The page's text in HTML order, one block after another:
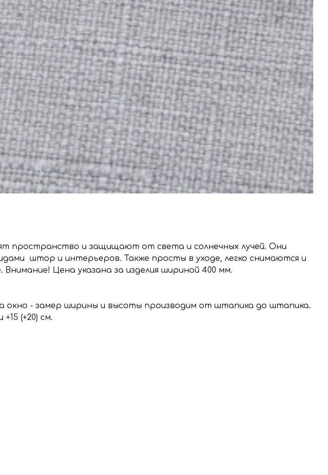
пространство и защищают от света и солнечных лучей. Они
штор и интерьеров. Также просты в уходе, легко снимаются и
Цена указана за изделия шириной 400 мм.
окно - замер ширины и высоты производим от штапика до штапика.
(+20) см.